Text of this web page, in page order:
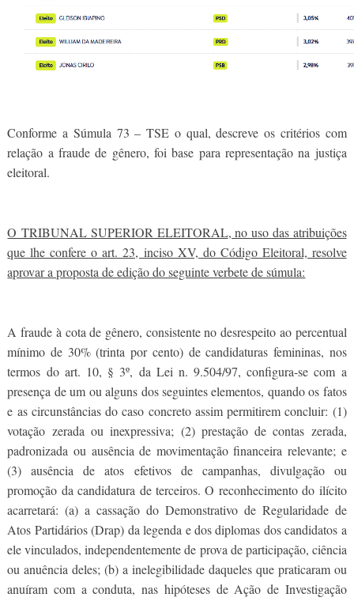
Conforme a Súmula 73 – TSE o qual, descreve os critérios com
relação a fraude de gênero, foi base para representação na justiça
eleitoral.
O TRIBUNAL SUPERIOR ELEITORAL, no uso das atribuições
que lhe confere o art. 23, inciso XV, do Código Eleitoral, resolve
aprovar a proposta de edição do seguinte verbete de súmula:
A fraude à cota de gênero, consistente no desrespeito ao percentual
mínimo de 30% (trinta por cento) de candidaturas femininas, nos
termos do art. 10, § 3º, da Lei n. 9.504/97, configura-se com a
presença de um ou alguns dos seguintes elementos, quando os fatos
e as circunstâncias do caso concreto assim permitirem concluir: (1)
votação zerada ou inexpressiva; (2) prestação de contas zerada,
padronizada ou ausência de movimentação financeira relevante; e
(3) ausência de atos efetivos de campanhas, divulgação ou
promoção da candidatura de terceiros. O reconhecimento do ilícito
acarretará: (a) a cassação do Demonstrativo de Regularidade de
Atos Partidários (Drap) da legenda e dos diplomas dos candidatos a
ele vinculados, independentemente de prova de participação, ciência
ou anuência deles; (b) a inelegibilidade daqueles que praticaram ou
anuíram com a conduta, nas hipóteses de Ação de Investigação